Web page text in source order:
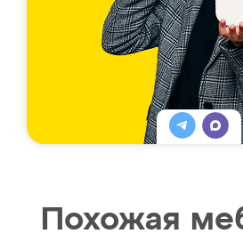
Похожая